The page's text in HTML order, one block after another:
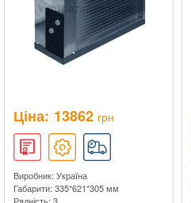
Ціна: 13862 грн
Виробник: Україна
Габарити: 335*621*305 мм